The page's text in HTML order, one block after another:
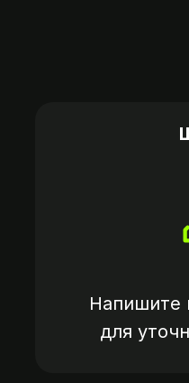
Напишите
для